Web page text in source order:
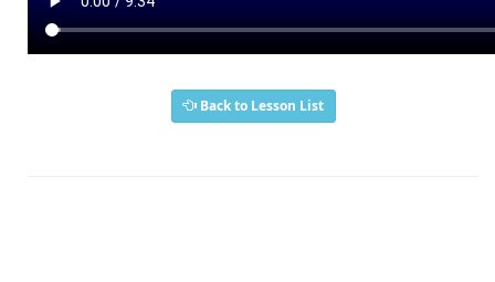
Back to Lesson List